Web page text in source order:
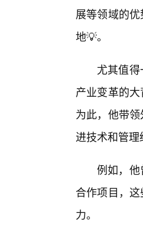
展等领域的
地💡。
尤其值
产业变革的
为此，他带
进技术和管
例如，
合作项目，
力。